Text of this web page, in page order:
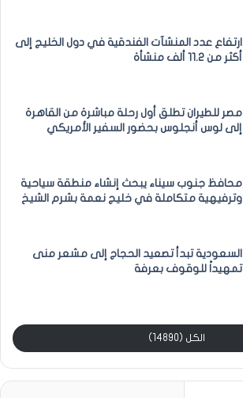
ارتفاع عدد المنشآت الفندقية في دول الخليج إلى
أكثر من 11.2 ألف منشأة
مصر للطيران تطلق أول رحلة مباشرة من القاهرة
إلى لوس أنجلوس بحضور السفير الأمريكي
محافظ جنوب سيناء يبحث إنشاء منطقة سياحية
وترفيهية متكاملة في خليج نعمة بشرم الشيخ
السعودية تبدأ تصعيد الحجاج إلى مشعر منى
تمهيداً للوقوف بعرفة
الكل (14890)